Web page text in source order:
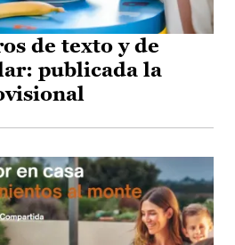
de texto y de
publicada la